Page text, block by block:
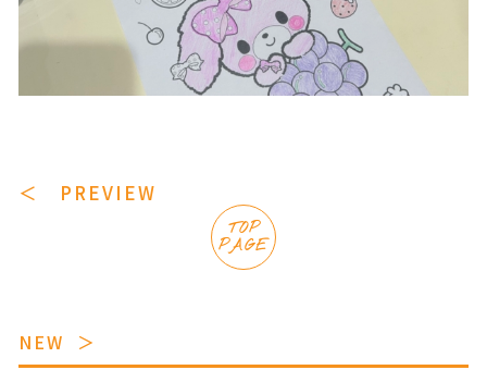
＜ PREVIEW
TOP
PAGE
NEW